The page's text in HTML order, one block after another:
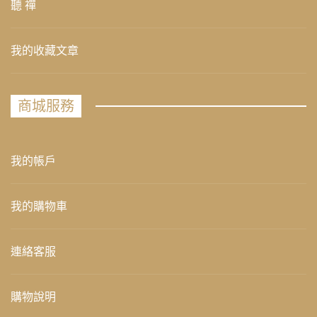
聽 禪
我的收藏文章
商城服務
我的帳戶
我的購物車
連絡客服
購物說明